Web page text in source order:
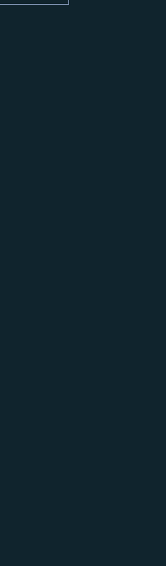
die Ihre
in
Arena.
den Skiverleih
in warme
starten Sie
der Zugspitze